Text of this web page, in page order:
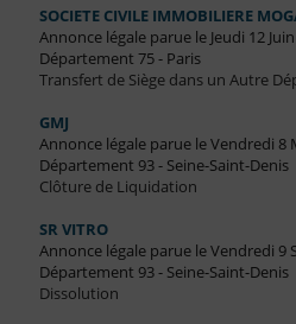
SOCIETE CIVILE IMMOBILIERE
Annonce légale parue le Jeudi 12
Département 75 - Paris
Transfert de Siège dans un Autre
GMJ
Annonce légale parue le Vendredi 8
Département 93 - Seine-Saint-Denis
Clôture de Liquidation
SR VITRO
Annonce légale parue le Vendredi 9
Département 93 - Seine-Saint-Denis
Dissolution